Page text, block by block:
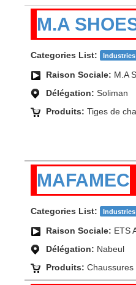
M.A
Categories List:
Raison Sociale: M.A
Délégation: Soliman
Produits: Tiges de
MAFAMEC
Categories List:
Raison Sociale: ETS
Délégation: Nabeul
Produits: Chaussures